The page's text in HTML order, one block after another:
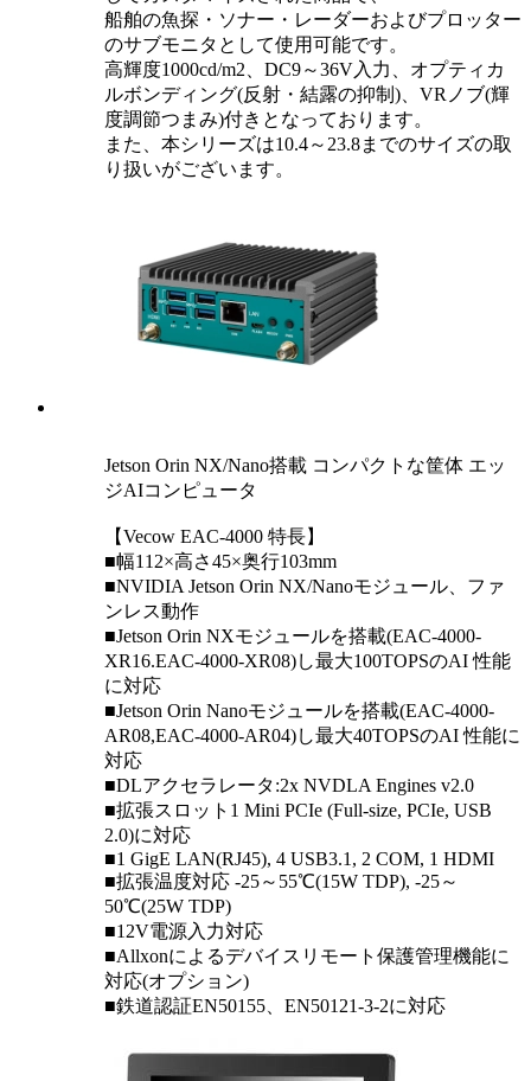
船舶の魚探・ソナー・レーダーおよびプロッター
のサブモニタとして使用可能です。
高輝度1000cd/m2、DC9～36V入力、オプティカ
ルボンディング(反射・結露の抑制)、VRノブ(輝
度調節つまみ)付きとなっております。
また、本シリーズは10.4～23.8までのサイズの取
り扱いがございます。
Jetson Orin NX/Nano搭載 コンパクトな筐体 エッ
ジAIコンピュータ
【Vecow EAC-4000 特長】
■幅112×高さ45×奥行103mm
■NVIDIA Jetson Orin NX/Nanoモジュール、ファ
ンレス動作
■Jetson Orin NXモジュールを搭載(EAC-4000-
XR16.EAC-4000-XR08)し最大100TOPSのAI 性能
に対応
■Jetson Orin Nanoモジュールを搭載(EAC-4000-
AR08,EAC-4000-AR04)し最大40TOPSのAI 性能に
対応
■DLアクセラレータ:2x NVDLA Engines v2.0
■拡張スロット1 Mini PCIe (Full-size, PCIe, USB
2.0)に対応
■1 GigE LAN(RJ45), 4 USB3.1, 2 COM, 1 HDMI
■拡張温度対応 -25～55℃(15W TDP), -25～
50℃(25W TDP)
■12V電源入力対応
■Allxonによるデバイスリモート保護管理機能に
対応(オプション)
■鉄道認証EN50155、EN50121-3-2に対応